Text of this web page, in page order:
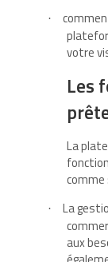
·
votre
Les
La
comme :
·
La
aux